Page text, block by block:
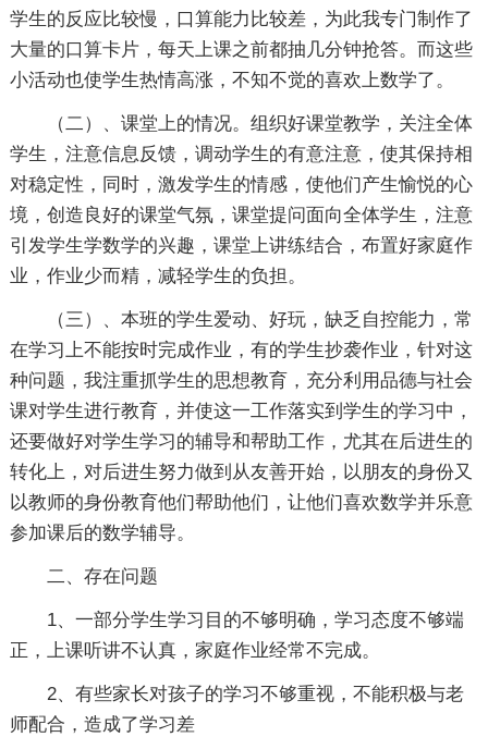
学生的反应比较慢，口算能力比较差，为此我专门制作了
大量的口算卡片，每天上课之前都抽几分钟抢答。而这些
小活动也使学生热情高涨，不知不觉的喜欢上数学了。
（二）、课堂上的情况。组织好课堂教学，关注全体
学生，注意信息反馈，调动学生的有意注意，使其保持相
对稳定性，同时，激发学生的情感，使他们产生愉悦的心
境，创造良好的课堂气氛，课堂提问面向全体学生，注意
引发学生学数学的兴趣，课堂上讲练结合，布置好家庭作
业，作业少而精，减轻学生的负担。
（三）、本班的学生爱动、好玩，缺乏自控能力，常
在学习上不能按时完成作业，有的学生抄袭作业，针对这
种问题，我注重抓学生的思想教育，充分利用品德与社会
课对学生进行教育，并使这一工作落实到学生的学习中，
还要做好对学生学习的辅导和帮助工作，尤其在后进生的
转化上，对后进生努力做到从友善开始，以朋友的身份又
以教师的身份教育他们帮助他们，让他们喜欢数学并乐意
参加课后的数学辅导。
二、存在问题
1、一部分学生学习目的不够明确，学习态度不够端
正，上课听讲不认真，家庭作业经常不完成。
2、有些家长对孩子的学习不够重视，不能积极与老
师配合，造成了学习差